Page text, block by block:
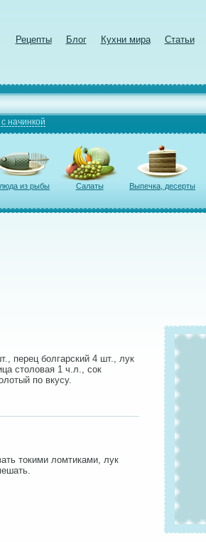
Рецепты Блог Кухни мира Статьи
начинкой
из рыбы Салаты Выпечка, десерты
перец болгарский 4 шт., лук
столовая 1 ч.л., сок
по вкусу.
токими ломтиками, лук